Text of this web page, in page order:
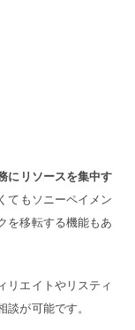
にリソースを集中す
てもソニーペイメン
を移転する機能もあ
リエイトやリスティ
談が可能です。